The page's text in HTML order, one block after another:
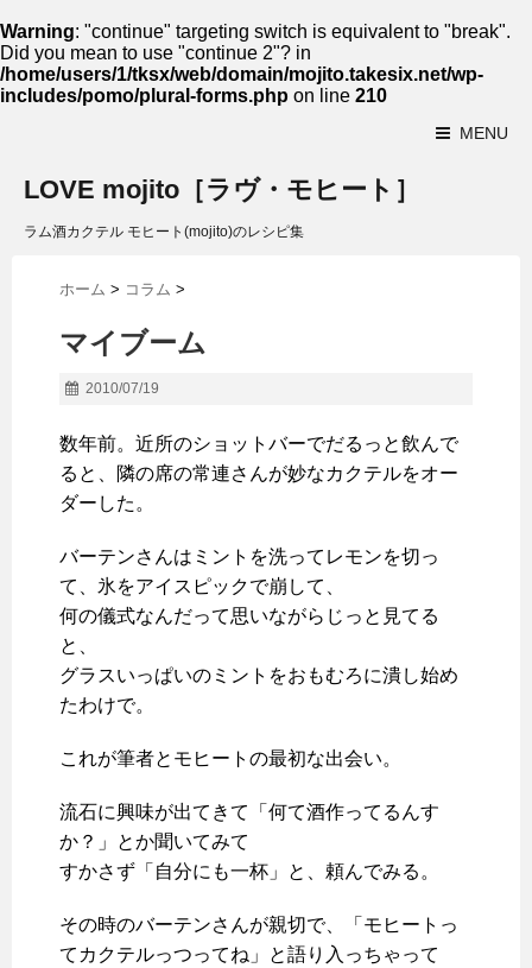
Warning: "continue" targeting switch is equivalent to "break".
Did you mean to use "continue 2"? in
/home/users/1/tksx/web/domain/mojito.takesix.net/wp-
includes/pomo/plural-forms.php on line 210
MENU
LOVE mojito［ラヴ・モヒート］
ラム酒カクテル モヒート(mojito)のレシピ集
ホーム > コラム >
マイブーム
2010/07/19
数年前。近所のショットバーでだるっと飲んで
ると、隣の席の常連さんが妙なカクテルをオー
ダーした。
バーテンさんはミントを洗ってレモンを切っ
て、氷をアイスピックで崩して、
何の儀式なんだって思いながらじっと見てる
と、
グラスいっぱいのミントをおもむろに潰し始め
たわけで。
これが筆者とモヒートの最初な出会い。
流石に興味が出てきて「何て酒作ってるんす
か？」とか聞いてみて
すかさず「自分にも一杯」と、頼んでみる。
その時のバーテンさんが親切で、「モヒートっ
てカクテルっつってね」と語り入っちゃって